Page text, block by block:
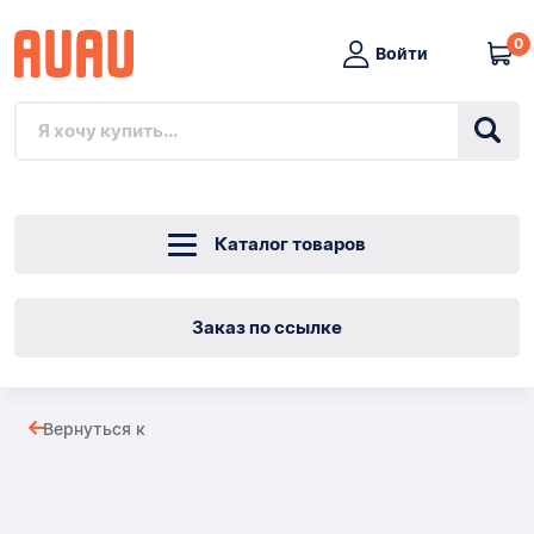
Войти
0
Каталог товаров
Заказ по ссылке
Вернуться к